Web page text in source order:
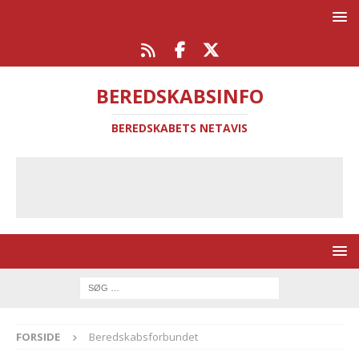
BEREDSKABSINFO
BEREDSKABETS NETAVIS
FORSIDE Beredskabsforbundet